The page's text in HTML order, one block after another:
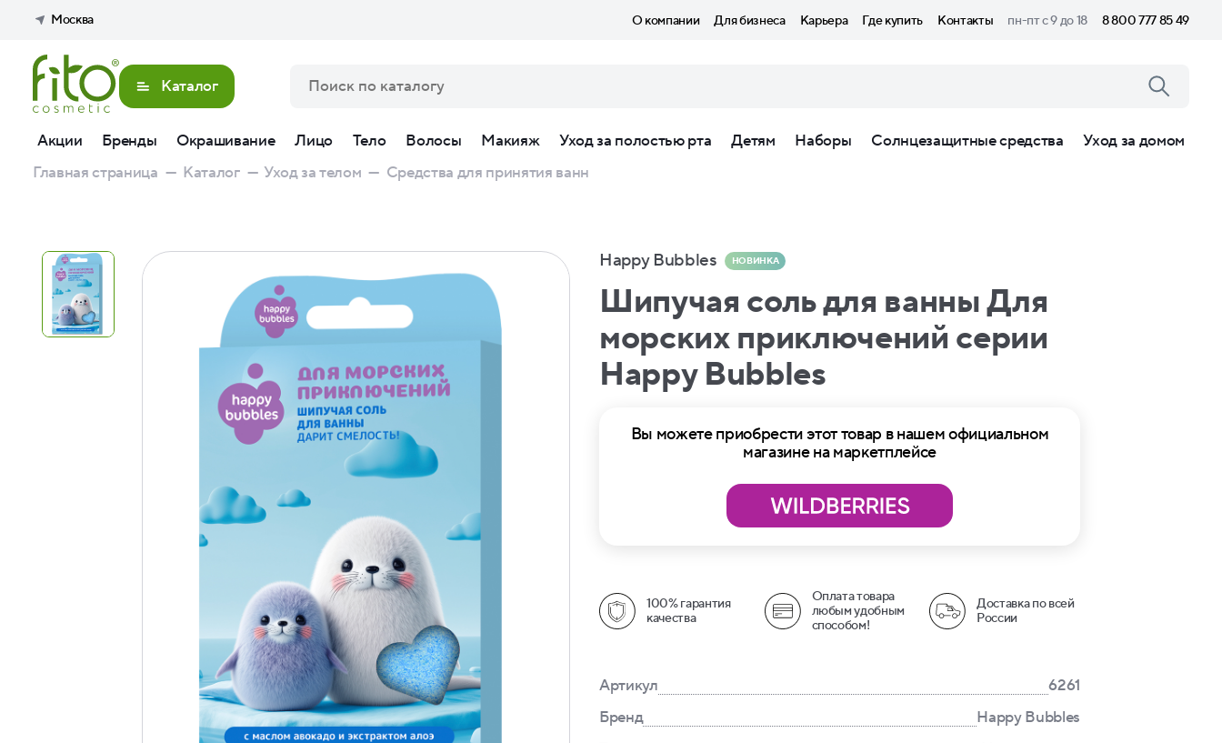
Москва О компании Для бизнеса Карьера Где купить Контакты пн-пт с 9 до 18 8 800 777 85 49
Каталог
Акции Бренды Окрашивание Лицо Тело Волосы Макияж Уход за полостью рта Детям Наборы Солнцезащитные средства
Уход за домом
Главная страница — Каталог — Уход за телом — Средства для принятия ванн
Happy Bubbles НОВИНКА
Шипучая соль для ванны Для
морских приключений серии
Happy Bubbles
Вы можете приобрести этот товар в нашем официальном
магазине на маркетплейсе
100% гарантия
качества
Оплата товара
любым удобным
способом!
Доставка по всей
России
Артикул
6261
Бренд
Happy Bubbles